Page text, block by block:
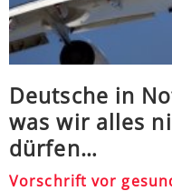
Deutsche in
was wir alles
dürfen…
Vorschrift vor